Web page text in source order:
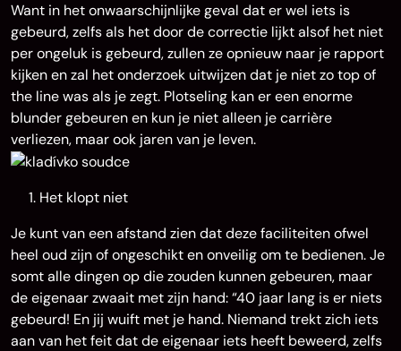
Want in het onwaarschijnlijke geval dat er wel iets is
gebeurd, zelfs als het door de correctie lijkt alsof het niet
per ongeluk is gebeurd, zullen ze opnieuw naar je rapport
kijken en zal het onderzoek uitwijzen dat je niet zo top of
the line was als je zegt. Plotseling kan er een enorme
blunder gebeuren en kun je niet alleen je carrière
verliezen, maar ook jaren van je leven.
Het klopt niet
Je kunt van een afstand zien dat deze faciliteiten ofwel
heel oud zijn of ongeschikt en onveilig om te bedienen. Je
somt alle dingen op die zouden kunnen gebeuren, maar
de eigenaar zwaait met zijn hand: “40 jaar lang is er niets
gebeurd! En jij wuift met je hand. Niemand trekt zich iets
aan van het feit dat de eigenaar iets heeft beweerd, zelfs